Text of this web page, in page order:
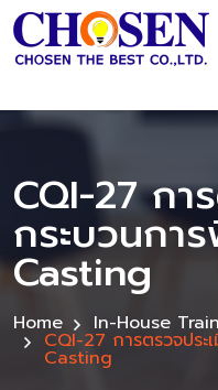
CQI-27 กา
กระบวนกา
Casting
Home In-House
CQI-27 การตรวจประ
Casting